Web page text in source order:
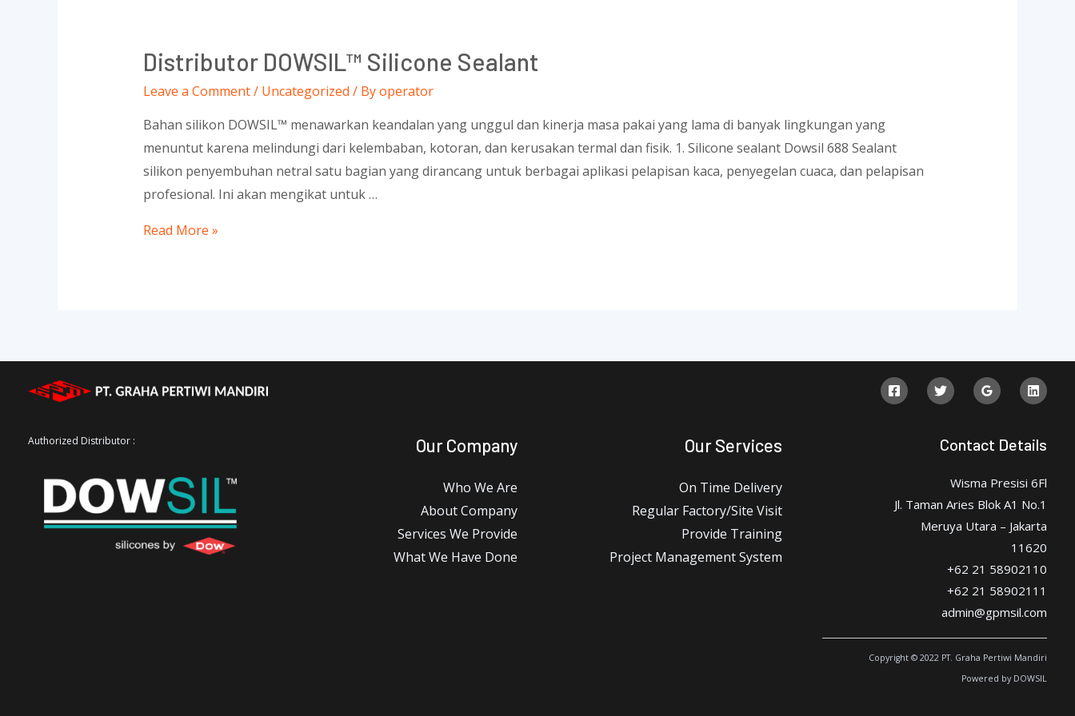
Distributor DOWSIL™ Silicone Sealant
Leave a Comment/ Uncategorized / Byoperator
Bahan silikon DOWSIL™ menawarkan keandalan yang unggul dan kinerja masa pakai yang lama di banyak lingkungan yang
menuntut karena melindungi dari kelembaban, kotoran, dan kerusakan termal dan fisik. 1. Silicone sealant Dowsil 688 Sealant
silikon penyembuhan netral satu bagian yang dirancang untuk berbagai aplikasi pelapisan kaca, penyegelan cuaca, dan pelapisan
profesional. Ini akan mengikat untuk …
Distributor
Read More »
Authorized Distributor : Our Company
Who We Are
About Company
Services We Provide
What We Have Done
Our Services
On Time Delivery
Regular Factory/Site Visit
Provide Training
Project Management System
Contact Details
Wisma Presisi 6Fl
Jl. Taman Aries Blok A1 No.1
Meruya Utara – Jakarta
11620
+62 21 58902110
+62 21 58902111
admin@gpmsil.com
Copyright © 2022 PT. Graha Pertiwi Mandiri
Powered by DOWSIL